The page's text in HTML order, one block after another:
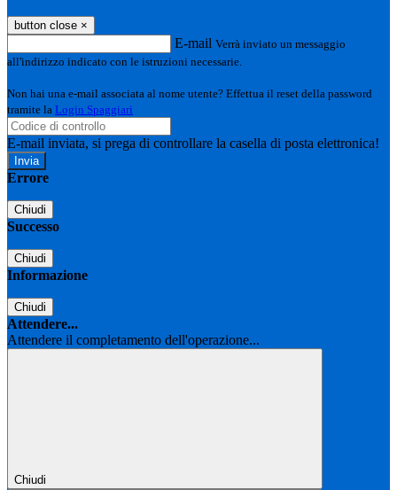
button close ×
E-mail Verrà inviato un messaggio
all'indirizzo indicato con le istruzioni necessarie.
Non hai una e-mail associata al nome utente? Effettua il reset della password
tramite la Login Spaggiari
E-mail inviata, si prega di controllare la casella di posta elettronica!
Errore
Chiudi
Successo
Chiudi
Informazione
Chiudi
Attendere...
Attendere il completamento dell'operazione...
Chiudi